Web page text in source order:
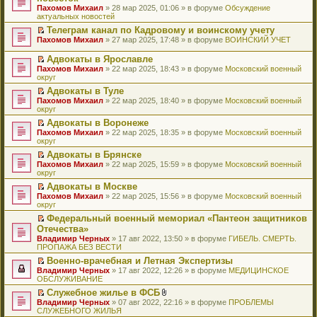
ю
щ
е
н
и
ю
о
о
б
щ
е
н
и
ю
о
м
у
с
о
б
щ
е
н
и
ю
а
н
н
м
у
с
о
о
б
щ
е
н
и
ю
о
ч
и
а
н
н
о
м
у
с
о
о
б
щ
е
н
и
ю
н
е
п
о
и
т
а
н
н
о
м
у
с
о
о
б
щ
е
н
и
ю
в
о
м
у
н
п
р
о
ч
и
т
а
н
н
о
м
у
с
о
о
б
щ
е
н
и
ю
п
е
р
о
м
у
н
е
п
р
о
ч
и
т
а
н
н
о
м
у
с
о
о
б
щ
е
н
и
ю
е
р
е
й
т
к
п
е
р
в
о
м
у
н
е
п
р
о
ч
и
т
а
н
н
о
м
у
с
о
о
б
щ
е
н
и
ю
Пахомов Михаил » 28 мар 2025, 01:06 » в форуме Обсуждение
актуальных новостей
П
р
е
й
т
и
к
п
е
р
в
о
м
у
н
е
п
р
о
ч
и
а
н
н
о
м
у
с
о
о
б
Телеграм канал по Кадровому и воинскому учету
Пахомов Михаил » 27 мар 2025, 17:48 » в форуме ВОИНСКИЙ УЧЕТ
П
е
р
е
й
т
и
к
п
е
р
в
о
м
у
н
е
п
р
о
ч
и
т
а
н
н
о
м
у
с
Адвокаты в Ярославле
Пахомов Михаил » 22 мар 2025, 18:43 » в форуме Московский военный
округ
П
е
р
е
й
т
и
к
п
е
р
в
о
м
у
н
е
п
р
о
ч
и
т
а
н
н
Адвокаты в Туле
Пахомов Михаил » 22 мар 2025, 18:40 » в форуме Московский военный
округ
П
е
р
е
й
т
и
к
п
е
р
в
о
м
у
н
е
п
р
о
ч
и
Адвокаты в Воронеже
Пахомов Михаил » 22 мар 2025, 18:35 » в форуме Московский военный
округ
П
е
р
е
й
т
и
к
п
е
р
в
о
м
у
н
е
п
р
Адвокаты в Брянске
Пахомов Михаил » 22 мар 2025, 15:59 » в форуме Московский военный
округ
П
е
р
е
й
т
и
к
п
е
р
в
о
м
у
Адвокаты в Москве
Пахомов Михаил » 22 мар 2025, 15:56 » в форуме Московский военный
округ
П
е
р
е
й
т
и
к
п
е
р
Федеральный военный мемориал «Пантеон защитников
Отечества»
Владимир Черных » 17 авг 2022, 13:50 » в форуме ГИБЕЛЬ. СМЕРТЬ.
ПРОПАЖА БЕЗ ВЕСТИ
П
е
р
е
й
т
Военно-врачебная и Летная Экспертизы
Владимир Черных » 17 авг 2022, 12:26 » в форуме МЕДИЦИНСКОЕ
ОБСЛУЖИВАНИЕ
П
е
Служебное жилье в ФСБ
В
Владимир Черных » 07 авг 2022, 22:16 » в форуме ПРОБЛЕМЫ
СЛУЖЕБНОГО ЖИЛЬЯ